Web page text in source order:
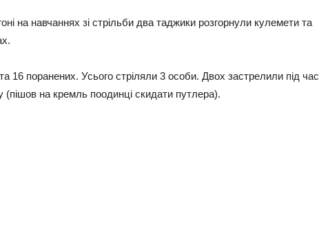
на навчаннях зі стрільби два таджики розгорнули кулемети та
16 поранених. Усього стріляли 3 особи. Двох застрелили під час
(пішов на кремль поодинці скидати путлера).